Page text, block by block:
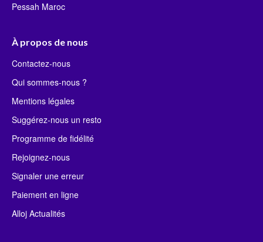
Pessah Maroc
À propos de nous
Contactez-nous
Qui sommes-nous ?
Mentions légales
Suggérez-nous un resto
Programme de fidélité
Rejoignez-nous
Signaler une erreur
Paiement en ligne
Alloj Actualités